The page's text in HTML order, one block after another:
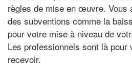
règles de mise en œuvre. Vous
des subventions comme la
pour votre mise à niveau de
Les professionnels sont là pour
recevoir.